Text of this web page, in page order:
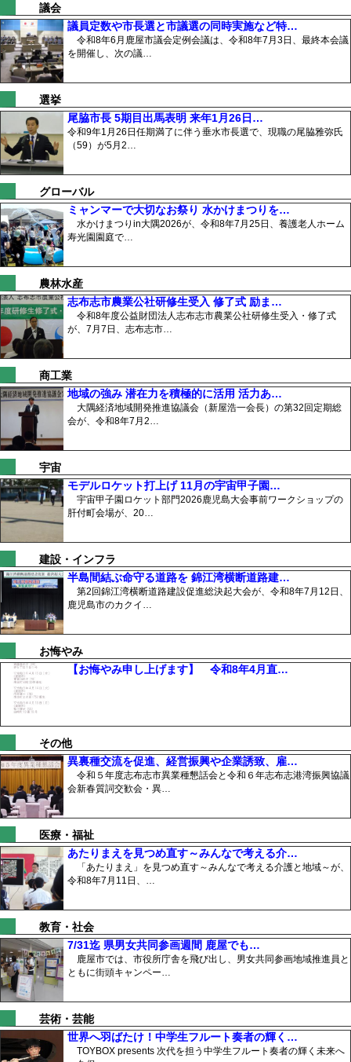
議会
議員定数や市長選と市議選の同時実施など特…
令和8年6月鹿屋市議会定例会議は、令和8年7月3日、最終本会議
を開催し、次の議…
選挙
尾脇市長 5期目出馬表明 来年1月26日…
令和9年1月26日任期満了に伴う垂水市長選で、現職の尾脇雅弥氏
（59）が5月2…
グローバル
ミャンマーで大切なお祭り 水かけまつりを…
水かけまつりin大隅2026が、令和8年7月25日、養護老人ホーム
寿光園園庭で…
農林水産
志布志市農業公社研修生受入 修了式 励ま…
令和8年度公益財団法人志布志市農業公社研修生受入・修了式
が、7月7日、志布志市…
商工業
地域の強み 潜在力を積極的に活用 活力あ…
大隅経済地域開発推進協議会（新屋浩一会長）の第32回定期総
会が、令和8年7月2…
宇宙
モデルロケット打上げ 11月の宇宙甲子園…
宇宙甲子園ロケット部門2026鹿児島大会事前ワークショップの
肝付町会場が、20…
建設・インフラ
半島間結ぶ命守る道路を 錦江湾横断道路建…
第2回錦江湾横断道路建設促進総決起大会が、令和8年7月12日、
鹿児島市のカクイ…
お悔やみ
【お悔やみ申し上げます】 令和8年4月直…
その他
異裏種交流を促進、経営振興や企業誘致、雇…
令和５年度志布志市異業種懇話会と令和６年志布志港湾振興協議
会新春質詞交歓会・異…
医療・福祉
あたりまえを見つめ直す～みんなで考える介…
「あたりまえ」を見つめ直す～みんなで考える介護と地域～が、
令和8年7月11日、…
教育・社会
7/31迄 県男女共同参画週間 鹿屋でも…
鹿屋市では、市役所庁舎を飛び出し、男女共同参画地域推進員と
ともに街頭キャンペー…
芸術・芸能
世界へ羽ばたけ！中学生フルート奏者の輝く…
TOYBOX presents 次代を担う中学生フルート奏者の輝く未来へ